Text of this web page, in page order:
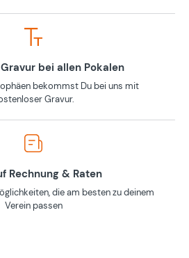
bei allen Pokalen
bekommst Du bei uns mit
Gravur.
Rechnung & Raten
die am besten zu deinem
Verein passen